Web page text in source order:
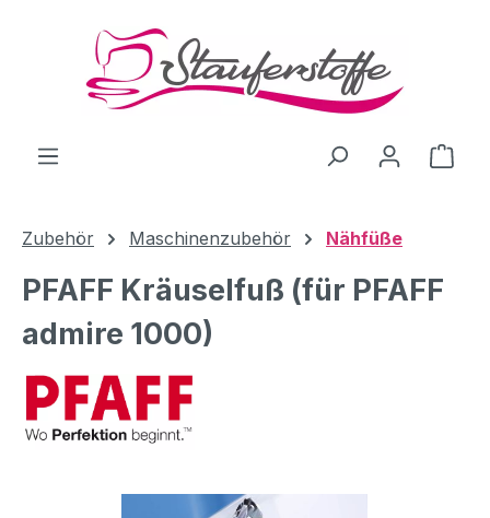
Zum Hauptinhalt springen
Zubehör Maschinenzubehör Nähfüße
PFAFF Kräuselfuß (für PFAFF
admire 1000)
Bildergalerie überspringen